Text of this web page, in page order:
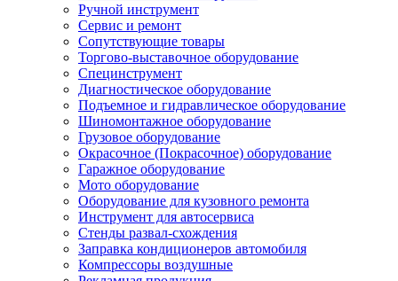
Ручной инструмент
Сервис и ремонт
Сопутствующие товары
Торгово-выставочное оборудование
Специнструмент
Диагностическое оборудование
Подъемное и гидравлическое оборудование
Шиномонтажное оборудование
Грузовое оборудование
Окрасочное (Покрасочное) оборудование
Гаражное оборудование
Мото оборудование
Оборудование для кузовного ремонта
Инструмент для автосервиса
Стенды развал-схождения
Заправка кондиционеров автомобиля
Компрессоры воздушные